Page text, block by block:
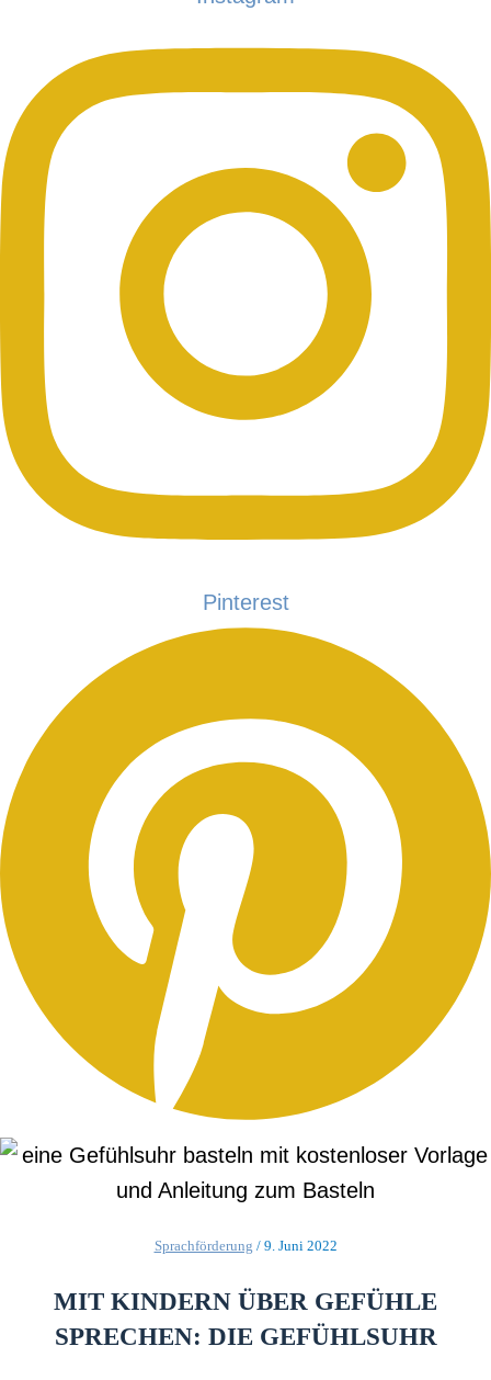
Pinterest
Sprachförderung / 9. Juni 2022
MIT KINDERN ÜBER GEFÜHLE
SPRECHEN: DIE GEFÜHLSUHR